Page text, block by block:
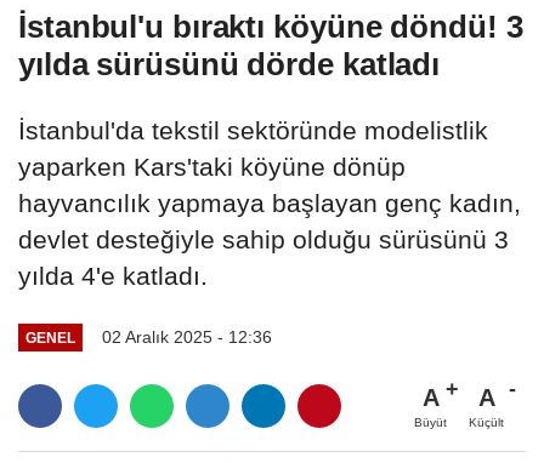
İstanbul'u bıraktı köyüne döndü! 3
yılda sürüsünü dörde katladı
İstanbul'da tekstil sektöründe modelistlik
yaparken Kars'taki köyüne dönüp
hayvancılık yapmaya başlayan genç kadın,
devlet desteğiyle sahip olduğu sürüsünü 3
yılda 4'e katladı.
GENEL 02 Aralık 2025 - 12:36
A
Büyüt
A
Küçült